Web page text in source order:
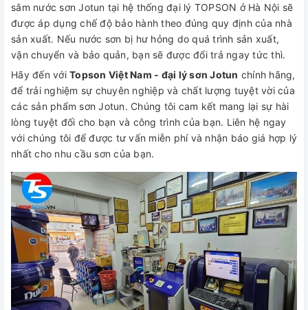
sắm nước sơn Jotun tại hệ thống đại lý TOPSON ở Hà Nội sẽ
được áp dụng chế độ bảo hành theo đúng quy định của nhà
sản xuất. Nếu nước sơn bị hư hỏng do quá trình sản xuất,
vận chuyển và bảo quản, bạn sẽ được đổi trả ngay tức thì.
Hãy đến với Topson Việt Nam - đại lý sơn Jotun chính hãng,
để trải nghiệm sự chuyên nghiệp và chất lượng tuyệt vời của
các sản phẩm sơn Jotun. Chúng tôi cam kết mang lại sự hài
lòng tuyệt đối cho bạn và công trình của bạn. Liên hệ ngay
với chúng tôi để được tư vấn miễn phí và nhận báo giá hợp lý
nhất cho nhu cầu sơn của bạn.